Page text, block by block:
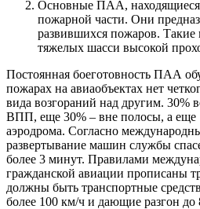
Основные ПАА,
пожарной части. Они
развившихся пожаров.
тяжелых шасси высокой
Постоянная боеготовность ПАА
пожарах на авиаобъектах нет
вида возгораний над другим. 30%
ВПП, еще 30% – вне полосы, а еще
аэродрома. Согласно
развертывание машин службы
более 3 минут. Правилами
гражданской авиации прописаны
должны быть транспортные
более 100 км/ч и дающие разгон до